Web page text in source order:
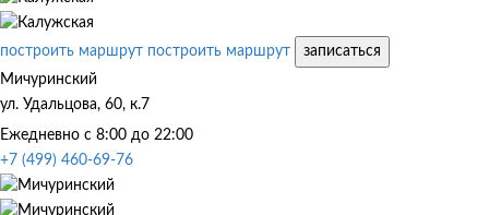
построить маршрут построить маршрут
записаться
Мичуринский
ул. Удальцова, 60, к.7
Ежедневно с 8:00 до 22:00
+7 (499) 460-69-76